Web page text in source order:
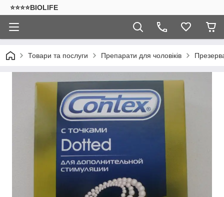
⭐⭐⭐⭐BIOLIFE
Товари та послуги Препарати для чоловіків